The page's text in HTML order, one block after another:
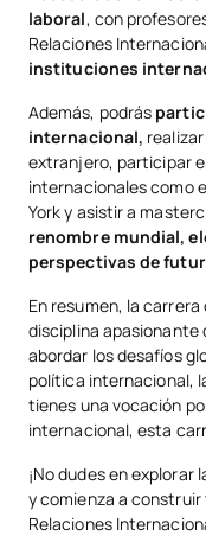
laboral, con
Relaciones
instituciones
Además, podrás
internacional,
extranjero, participar
internacionales como
York y asistir a
renombre mundial,
perspectivas de
En resumen, la
disciplina apasionante
abordar los desafíos
política internacional,
tienes una vocación
internacional, esta
¡No dudes en explorar
y comienza a
Relaciones